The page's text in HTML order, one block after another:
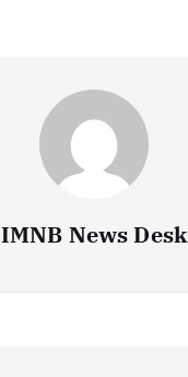
IMNB News Desk